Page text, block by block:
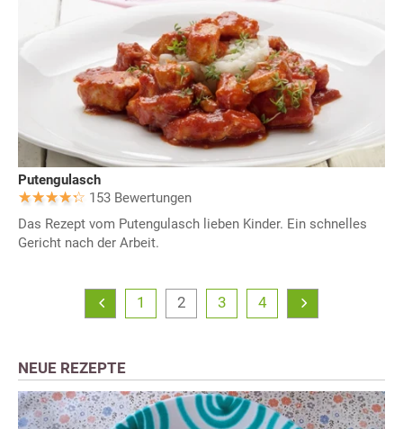
Putengulasch
153 Bewertungen
Das Rezept vom Putengulasch lieben Kinder. Ein schnelles
Gericht nach der Arbeit.
1 2 3 4
NEUE REZEPTE